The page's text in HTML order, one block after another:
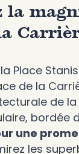
la
Place
de la
de la
bordée
une
les